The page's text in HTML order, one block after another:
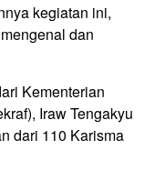
kegiatan ini,
dan
Kementerian
Iraw Tengakyu
dari 110 Karisma